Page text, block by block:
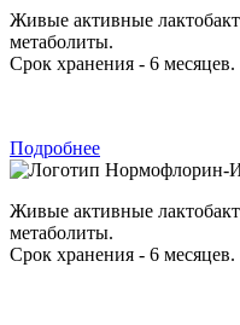
Живые активные
метаболиты.
Срок хранения - 6 месяцев.
Подробнее
Живые активные
метаболиты.
Срок хранения - 6 месяцев.